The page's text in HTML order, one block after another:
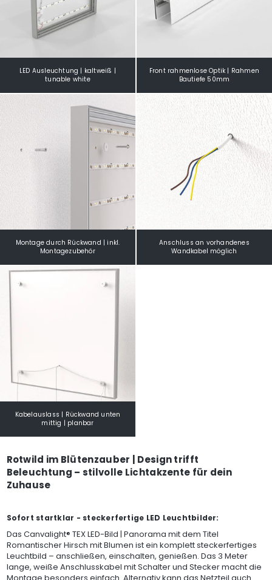
LED Ausleuchtung | kaltweiß |
tunable white
Front rahmenlose Optik | Rahmen
Bautiefe 50mm
Montage durch Rückwand | inkl.
Montagezubehör
Anschluss an vorhandenes
Wandkabel möglich
Kabelauslass | Rückwand unten
mittig | planbar
Rotwild im Blütenzauber | Design trifft
Beleuchtung – stilvolle Lichtakzente für dein
Zuhause
Sofort startklar - steckerfertige LED Leuchtbilder:
Das Canvalight® TEX LED-Bild | Panorama mit dem Titel
Romantischer Hirsch mit Blumen ist ein komplett steckerfertiges
Leuchtbild – anschließen, einschalten, genießen. Das 3 Meter
lange, weiße Anschlusskabel mit Schalter und Stecker macht die